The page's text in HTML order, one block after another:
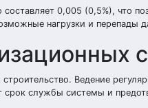
0,005 (0,5%), что
нагрузки и перепады
Ведение
срок службы системы и